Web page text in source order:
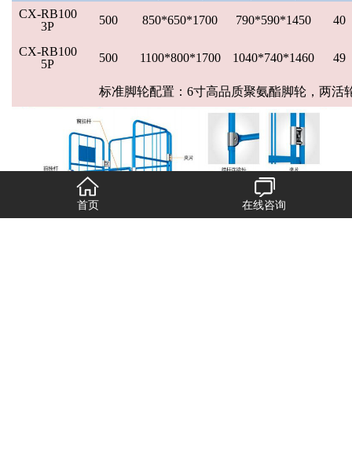
CX-RB100
3P
500 850*650*1700 790*590*1450 40
CX-RB100
5P
500 1100*800*1700 1040*740*1460 49
标准脚轮配置：6寸高品质聚氨酯脚轮，两活
首页 在线咨询